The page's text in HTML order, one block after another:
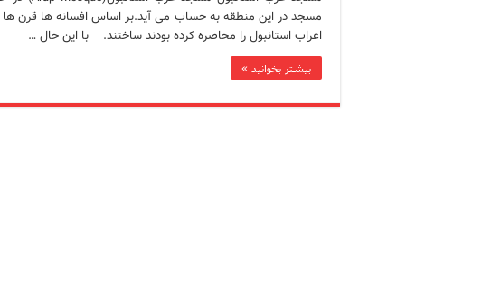
ویژگی‌های مثبت شخصیت در زبان ترکی
مسجد در این منطقه به حساب می آید.بر اساس افسانه ها قرن ها
اعراب استانبول را محاصره کرده بودند ساختند. با این حال …
بیشتر بخوانید »